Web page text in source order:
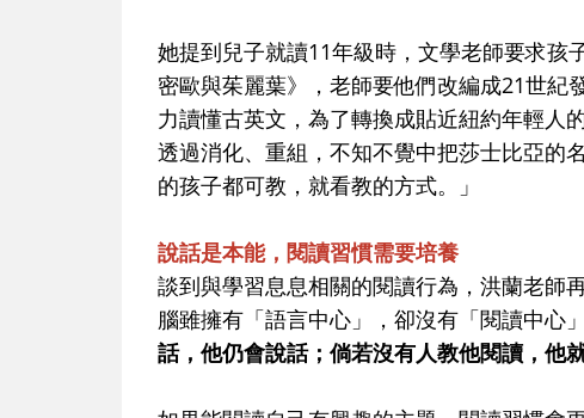
她提到兒子就讀11年級時，文學老師要求孩
密歐與茱麗葉》，老師要他們改編成21世紀
力讀懂古英文，為了轉換成貼近紐約年輕人
透過消化、重組，不知不覺中把莎士比亞的
的孩子都可教，就看教的方式。」
說話是本能，閱讀習慣需要培養
談到與學習息息相關的閱讀行為，洪蘭老師
腦雖擁有「語言中心」，卻沒有「閱讀中心
話，他仍會說話；倘若沒有人教他閱讀，他